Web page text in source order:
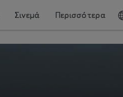
Σινεμά Περισσότερα